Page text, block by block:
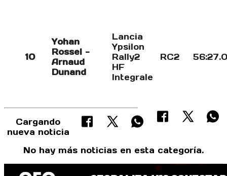
10
Yohan
Rossel -
Arnaud
Dunand
Lancia
Ypsilon
Rally2
HF
Integrale
RC2 56:27.0
Cargando
nueva noticia
No hay más noticias en esta categoría.